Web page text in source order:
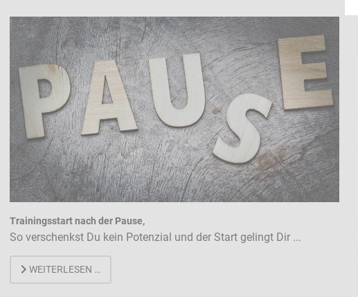
Trainingsstart nach der Pause,
So verschenkst Du kein Potenzial und der Start gelingt Dir ...
WEITERLESEN …